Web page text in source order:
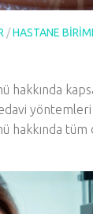
/HASTANE
yöntemleri
hakkında tüm